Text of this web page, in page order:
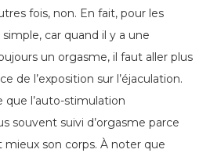
fois, non. En fait, pour les
car quand il y a une
un orgasme, il faut aller plus
de l’exposition sur l’éjaculation.
que l’auto-stimulation
souvent suivi d’orgasme parce
mieux son corps. À noter que